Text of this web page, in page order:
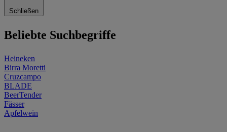
Schließen
Beliebte Suchbegriffe
Heineken
Birra Moretti
Cruzcampo
BLADE
BeerTender
Fässer
Apfelwein